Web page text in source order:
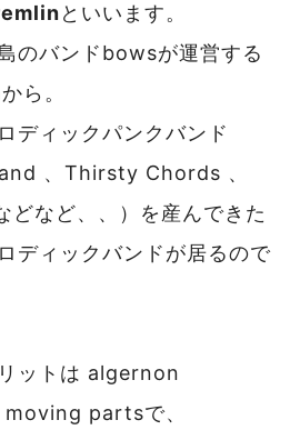
といいます。
のバンドbowsが運営する
ら。
ディックパンクバンド
、Thirsty Chords 、
など、、）を産んできた
ディックバンドが居るので
ットは algernon
partsで、